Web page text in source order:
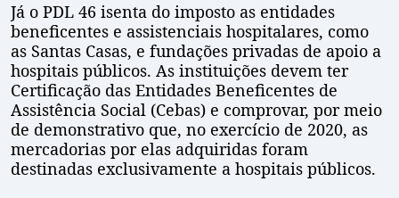
Já o PDL 46 isenta do imposto as entidades
beneficentes e assistenciais hospitalares, como
as Santas Casas, e fundações privadas de apoio a
hospitais públicos. As instituições devem ter
Certificação das Entidades Beneficentes de
Assistência Social (Cebas) e comprovar, por meio
de demonstrativo que, no exercício de 2020, as
mercadorias por elas adquiridas foram
destinadas exclusivamente a hospitais públicos.